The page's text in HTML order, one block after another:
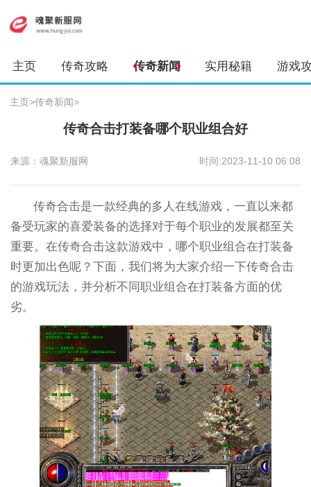
主页 传奇攻略 传奇新闻 实用秘籍 游戏
主页>传奇新闻>
传奇合击打装备哪个职业组合好
来源：魂聚新服网 时间:2023-11-10 06:08
传奇合击是一款经典的多人在线游戏，一直以来都
备受玩家的喜爱装备的选择对于每个职业的发展都至关
重要。在传奇合击这款游戏中，哪个职业组合在打装备
时更加出色呢？下面，我们将为大家介绍一下传奇合击
的游戏玩法，并分析不同职业组合在打装备方面的优
劣。